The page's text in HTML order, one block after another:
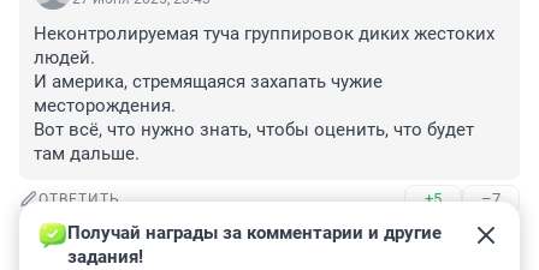
Неконтролируемая туча группировок диких жестоких
людей.
И америка, стремящаяся захапать чужие
месторождения.
Вот всё, что нужно знать, чтобы оценить, что будет
там дальше.
ОТВЕТИТЬ +5 –7
Гость
27 июня 2025, 23:37
Получай награды за комментарии и другие
задания!